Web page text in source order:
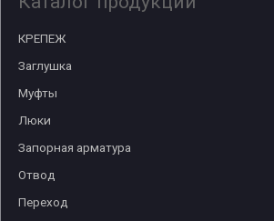
КРЕПЕЖ
Заглушка
Муфты
Люки
Запорная арматура
Отвод
Переход